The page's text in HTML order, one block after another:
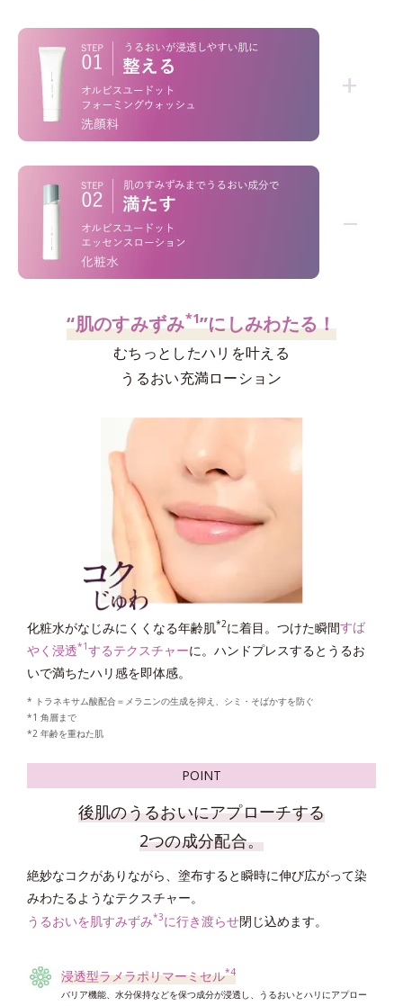
+
「洗うだけ」じゃない！
不要な角層*1を絡めとり、くすみ
高密着マイルドピーリング
高評価を誇るオルビス屈指の人気洗顔料。泡の
を両立させる設計。
* グリチルリチン酸ジカリウム *4＝肌荒れ防止有効成分
*1 剥がれずに肌に蓄積した古い角層
*2 古い角質による
*3 洗浄による物理的効果
*4 グリチルリチン酸2K
POINT
2つを両立する
蓄積した古い角質をおだやかに取り去る
と、洗顔後に肌に残る「シルキースムース成分 *6 」を配合。
高密着泡成分*5
−
“肌のすみずみ*1”にしみわたる！
むちっとしたハリを叶える
うるおい充満ローション
化粧水がなじみにくくなる年齢肌*2に着目。つけた瞬間すば
やく浸透*1するテクスチャーに。ハンドプレスするとうるお
いで満ちたハリ感を即体感。
* トラネキサム酸配合＝メラニンの生成を抑え、シミ・そばかすを防ぐ
*1 角層まで
*2 年齢を重ねた肌
POINT
後肌のうるおいにアプローチする
2つの成分配合。
絶妙なコクがありながら、塗布すると瞬時に伸び広がって染
みわたるようなテクスチャー。
うるおいを肌すみずみ*3に行き渡らせ閉じ込めます。
浸透型ラメラポリマーミセル*4
バリア機能、水分保持などを保つ成分が浸透し、うるおいとハリにアプロー